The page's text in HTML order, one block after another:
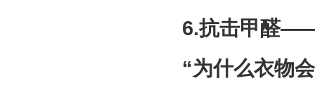
6.抗击甲醛
“为什么衣物